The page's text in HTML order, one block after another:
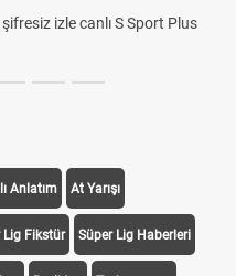
izle canlı S Sport Plus
Anlatım At Yarışı
Lig Fikstür Süper Lig Haberleri